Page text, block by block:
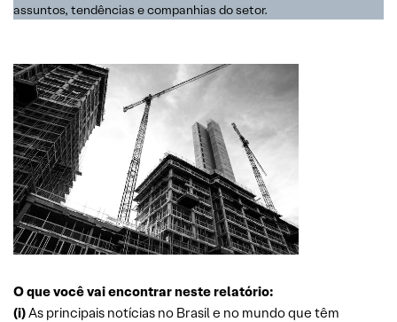
assuntos, tendências e companhias do setor.
O que você vai encontrar neste relatório:
(i)As principais notícias no Brasil e no mundo que têm